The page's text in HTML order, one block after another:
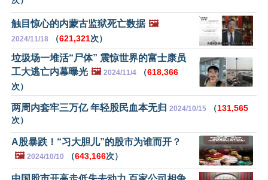
触目惊心的内蒙古监狱死亡数据 🖼️
2024/11/18 （621,321次）
垃圾场一堆活“尸体” 震惊世界的富士康员
工大逃亡内幕曝光 🖼️ 2024/11/4 （618,366
次）
两周内套牢三万亿 年轻股民血本无归 2024/10/15 （131,565
次）
A股暴跌！“习大胆儿”的股市为谁而开？
🖼️ 2024/10/10 （643,166次）